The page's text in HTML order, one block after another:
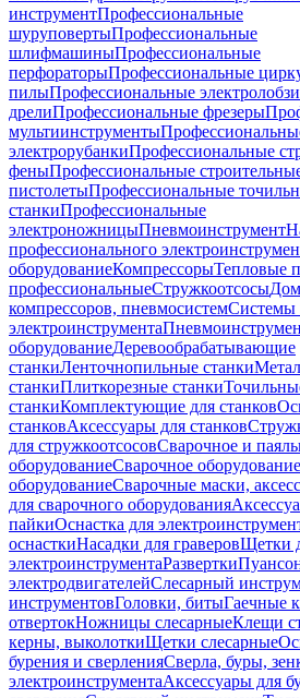
инструментПрофессиональные
шуруповертыПрофессиональные
шлифмашиныПрофессиональные
перфораторыПрофессиональные
пилыПрофессиональные
дрелиПрофессиональные фрезеры
мультиинструменты
электрорубанкиПрофессиональные
феныПрофессиональные
пистолетыПрофессиональные
станкиПрофессиональные
электроножницыПневмоинструмент
профессионального
оборудованиеКомпрессорыТепловые
профессиональныеСтружкоотсосы
компрессоров, пневмосистемСистемы
электроинструмента
оборудованиеДеревообрабатывающие
станкиЛенточнопильные станки
станкиПлиткорезные станки
станкиКомплектующие для станков
станковАксессуары для станков
для стружкоотсосовСварочное и
оборудованиеСварочное оборудование
оборудованиеСварочные маски,
для сварочного оборудования
пайкиОснастка для
оснасткиНасадки для граверовЩетки
электроинструментаРазвертки
электродвигателейСлесарный
инструментовГоловки, битыГаечные
отвертокНожницы слесарныеКлещи
керны, выколоткиЩетки слесарные
бурения и сверленияСверла, буры,
электроинструментаАксессуары для